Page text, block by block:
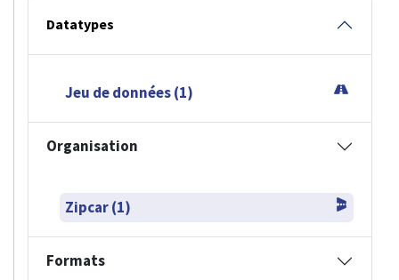
Datatypes
Jeu de données (1)
Organisation
Zipcar (1)
Formats